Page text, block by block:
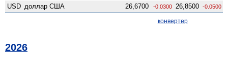
USD доллар США 26,6700 -0.0300 26,8500 -0.0500
конвертер
2026